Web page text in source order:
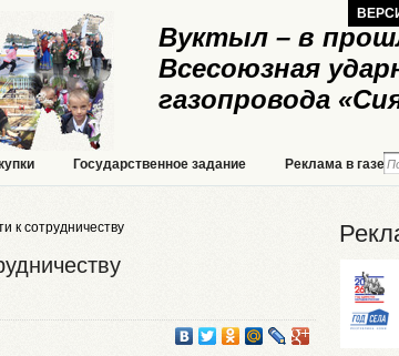
Вуктыл – в
Всесоюзная
газопровода
Государственное задание Реклама в газете
к сотрудничеству